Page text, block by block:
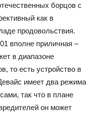
борцов с
как в
продовольствия.
вполне приличная –
в диапазоне
то есть устройство в
имеет два режима
так что в плане
он может